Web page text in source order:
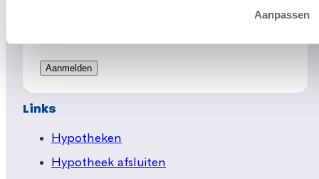
Aanpassen
Links
Hypotheken
Hypotheek afsluiten